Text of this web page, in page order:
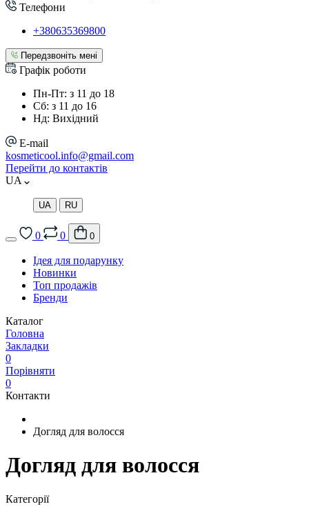
Телефони
+380635369800
Передзвоніть мені
Графік роботи
Пн-Пт: з 11 до 18
Сб: з 11 до 16
Нд: Вихідний
E-mail
kosmeticool.info@gmail.com
Перейти до контактів
UA
UA RU
0 0 0
Ідея для подарунку
Новинки
Топ продажів
Бренди
Каталог
Головна
Закладки
0
Порівняти
0
Контакти
Догляд для волосся
Догляд для волосся
Категорії